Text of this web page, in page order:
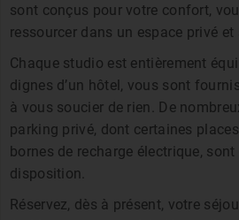
sont conçus pour votre confort,
ressourcer dans un espace privé et
Chaque studio est entièrement
dignes d’un hôtel, vous sont
à vous soucier de rien. De
parking privé, dont certaines
bornes de recharge électrique,
disposition.
Réservez, dès à présent, votre